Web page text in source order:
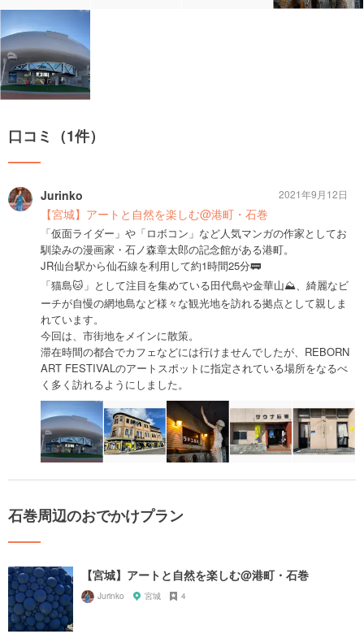
口コミ（1件）
Jurinko
【宮城】アートと自然を楽しむ@港町・石巻
「仮面ライダー」や「ロボコン」など人気マンガの作家としてお
馴染みの漫画家・石ノ森章太郎の記念館がある港町。
JR仙台駅から仙石線を利用して約1時間25分🚃
「猫島🐱」として注目を集めている田代島や金華山⛰、綺麗なビ
ーチが自慢の網地島など様々な観光地を訪れる拠点として親しま
れています。
今回は、市街地をメインに散策。
滞在時間の都合でカフェなどには行けませんでしたが、REBORN
ART FESTIVALのアートスポットに指定されている場所をなるべ
く多く訪れるようにしました。
2021年9月12日
石巻周辺のおでかけプラン
【宮城】アートと自然を楽しむ@港町・石巻
Jurinko 宮城 4